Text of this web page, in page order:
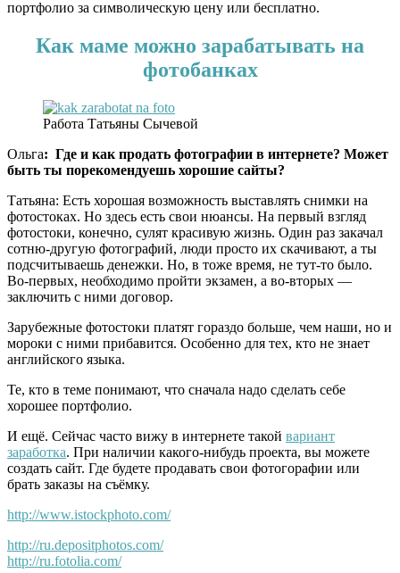
портфолио за символическую цену или бесплатно.
Как маме можно зарабатывать на
фотобанках
Работа Татьяны Сычевой
Ольга: Где и как продать фотографии в интернете? Может
быть ты порекомендуешь хорошие сайты?
Татьяна: Есть хорошая возможность выставлять снимки на
фотостоках. Но здесь есть свои нюансы. На первый взгляд
фотостоки, конечно, сулят красивую жизнь. Один раз закачал
сотню-другую фотографий, люди просто их скачивают, а ты
подсчитываешь денежки. Но, в тоже время, не тут-то было.
Во-первых, необходимо пройти экзамен, а во-вторых —
заключить с ними договор.
Зарубежные фотостоки платят гораздо больше, чем наши, но и
мороки с ними прибавится. Особенно для тех, кто не знает
английского языка.
Те, кто в теме понимают, что сначала надо сделать себе
хорошее портфолио.
И ещё. Сейчас часто вижу в интернете такой вариант
заработка. При наличии какого-нибудь проекта, вы можете
создать сайт. Где будете продавать свои фотогорафии или
брать заказы на съёмку.
http://www.istockphoto.com/
http://ru.depositphotos.com/
http://ru.fotolia.com/